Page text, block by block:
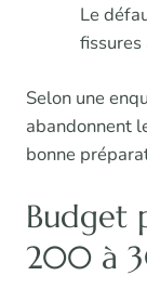
Le
fissures
Selon une
abandonnent
bonne
Budget
200 à